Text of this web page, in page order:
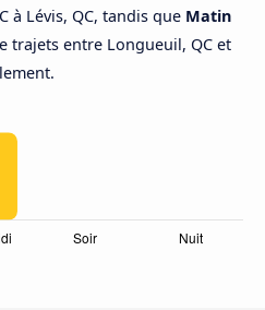
à Lévis, QC, tandis que Matin
trajets entre Longueuil, QC et